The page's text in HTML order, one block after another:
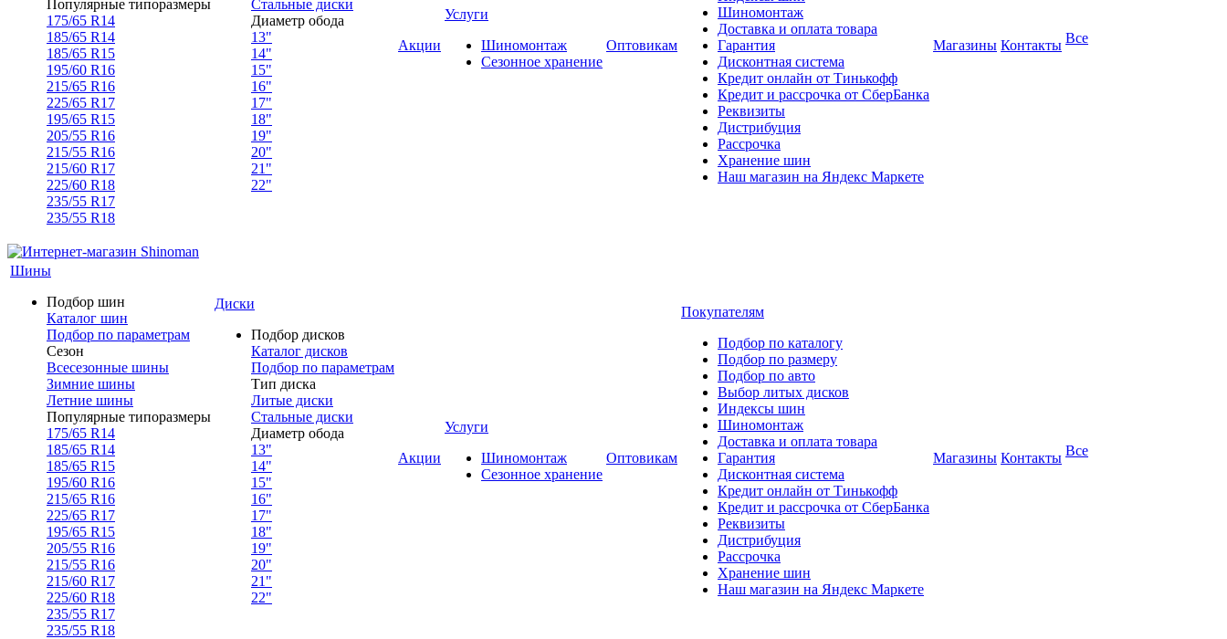
Популярные типоразмеры
175/65 R14
185/65 R14
185/65 R15
195/60 R16
215/65 R16
225/65 R17
195/65 R15
205/55 R16
215/55 R16
215/60 R17
225/60 R18
235/55 R17
235/55 R18
Стальные диски
Диаметр обода
13"
14"
15"
16"
17"
18"
19"
20"
21"
22"
Акции
Услуги
Шиномонтаж
Сезонное хранение
Оптовикам
Шиномонтаж
Доставка и оплата товара
Гарантия
Дисконтная система
Кредит онлайн от Тинькофф
Кредит и рассрочка от СберБанка
Реквизиты
Дистрибуция
Рассрочка
Хранение шин
Наш магазин на Яндекс Маркете
Магазины Контакты Все
Шины
Подбор шин
Каталог шин
Подбор по параметрам
Сезон
Всесезонные шины
Зимние шины
Летние шины
Популярные типоразмеры
175/65 R14
185/65 R14
185/65 R15
195/60 R16
215/65 R16
225/65 R17
195/65 R15
205/55 R16
215/55 R16
215/60 R17
225/60 R18
235/55 R17
235/55 R18
Диски
Подбор дисков
Каталог дисков
Подбор по параметрам
Тип диска
Литые диски
Стальные диски
Диаметр обода
13"
14"
15"
16"
17"
18"
19"
20"
21"
22"
Акции
Услуги
Шиномонтаж
Сезонное хранение
Оптовикам
Покупателям
Подбор по каталогу
Подбор по размеру
Подбор по авто
Выбор литых дисков
Индексы шин
Шиномонтаж
Доставка и оплата товара
Гарантия
Дисконтная система
Кредит онлайн от Тинькофф
Кредит и рассрочка от СберБанка
Реквизиты
Дистрибуция
Рассрочка
Хранение шин
Наш магазин на Яндекс Маркете
Магазины Контакты Все